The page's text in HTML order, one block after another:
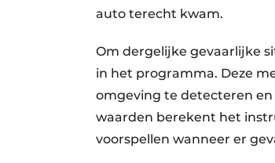
auto terecht kwam.
Om dergelijke gevaarlijke
in het programma. Deze
omgeving te detecteren
waarden berekent het
voorspellen wanneer er